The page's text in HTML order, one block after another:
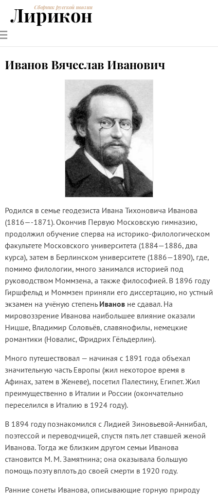
РУССКИЕ
ПОЭТЫ
СОВРЕМЕННИКИЭНЦИКЛОПЕДИЯ
ПОЭЗИИ
Сборник русской поэзии
Лирикон
Иванов Вячеслав Иванович
Родился в семье геодезиста Ивана Тихоновича Иванова
(1816—-1871). Окончив Первую Московскую гимназию,
продолжил обучение сперва на историко-филологическом
факультете Московского университета (1884—1886, два
курса), затем в Берлинском университете (1886—1890), где,
помимо филологии, много занимался историей под
руководством Моммзена, а также философией. В 1896 году
Гиршфельд и Моммзен приняли его диссертацию, но устный
экзамен на учёную степень Иванов не сдавал. На
мировоззрение Иванова наибольшее влияние оказали
Ницше, Владимир Соловьёв, славянофилы, немецкие
романтики (Новалис, Фридрих Гёльдерлин).
Много путешествовал — начиная с 1891 года объехал
значительную часть Европы (жил некоторое время в
Афинах, затем в Женеве), посетил Палестину, Египет. Жил
преимущественно в Италии и России (окончательно
переселился в Италию в 1924 году).
В 1894 году познакомился с Лидией Зиновьевой-Аннибал,
поэтессой и переводчицей, спустя пять лет ставшей женой
Иванова. Тогда же близким другом семьи Иванова
становится М. М. Замятнина; она оказывала большую
помощь поэту вплоть до своей смерти в 1920 году.
Ранние сонеты Иванова, описывающие горную природу